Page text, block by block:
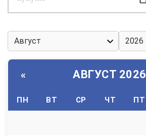
дату:
« АВГУСТ 2026
ПН ВТ СР ЧТ ПТ